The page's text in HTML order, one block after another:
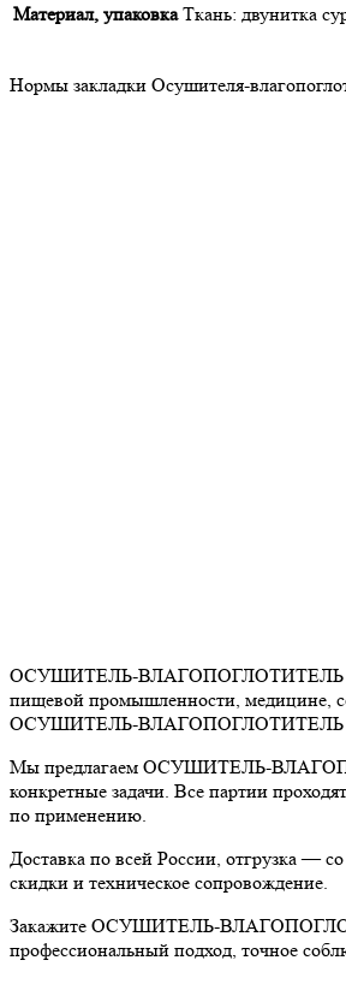
Материал, упаковка Ткань: двунитка
Нормы закладки Осушителя-
ОСУШИТЕЛЬ-ВЛАГОПОГЛОТИТЕЛЬ
пищевой промышленности, медицине,
ОСУШИТЕЛЬ-ВЛАГОПОГЛОТИТЕЛЬ
Мы предлагаем ОСУШИТЕЛЬ-
конкретные задачи. Все партии
по применению.
Доставка по всей России, отгрузка —
скидки и техническое сопровождение.
Закажите ОСУШИТЕЛЬ-
профессиональный подход, точное